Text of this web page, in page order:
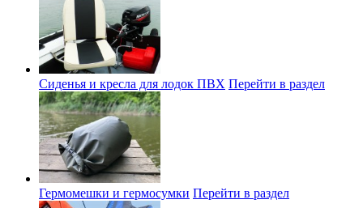
Сиденья и кресла для лодок ПВХ Перейти в раздел
Гермомешки и гермосумки Перейти в раздел